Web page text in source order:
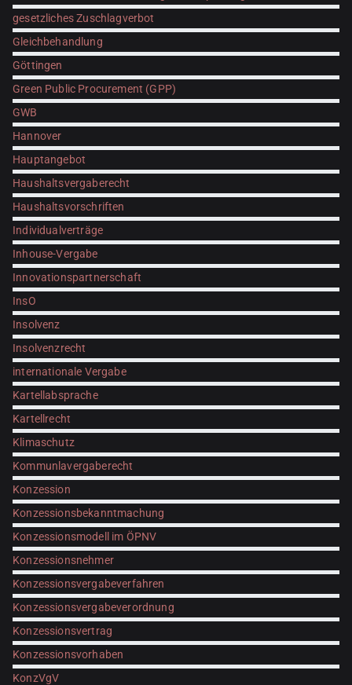
gesetzliches Zuschlagverbot
Gleichbehandlung
Göttingen
Green Public Procurement (GPP)
GWB
Hannover
Hauptangebot
Haushaltsvergaberecht
Haushaltsvorschriften
Individualverträge
Inhouse-Vergabe
Innovationspartnerschaft
InsO
Insolvenz
Insolvenzrecht
internationale Vergabe
Kartellabsprache
Kartellrecht
Klimaschutz
Kommunlavergaberecht
Konzession
Konzessionsbekanntmachung
Konzessionsmodell im ÖPNV
Konzessionsnehmer
Konzessionsvergabeverfahren
Konzessionsvergabeverordnung
Konzessionsvertrag
Konzessionsvorhaben
KonzVgV